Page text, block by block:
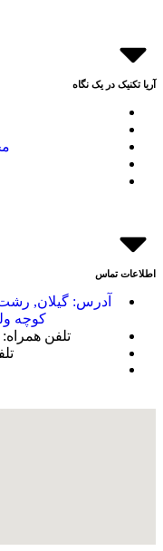
آریا تکنیک در یک نگاه
اطلاعات تماس
آدرس: گیلان, رشت,
کوچه
تلفن همراه: 09113370915 - دکتر علی مودب